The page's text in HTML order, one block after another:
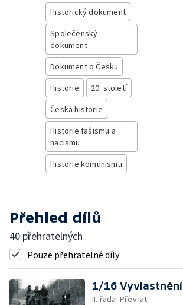
Historický dokument
Společenský
dokument
Dokument o Česku
Historie
20. století
Česká historie
Historie fašismu a
nacismu
Historie komunismu
Přehled dílů
40 přehratelných
Pouze přehratelné díly
1/16 Vyvlastnění
II. řada: Převrat